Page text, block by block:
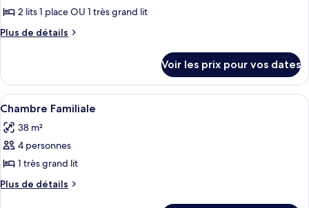
pour
ce
chambre :
Chambre
Standard
2 lits 1 place OU 1 très grand lit
Plus de détails
Plus
le
type
de
Chambre
Standard
Voir les prix pour vos dates
Afficher
toutes
les
photos
pour
ce
Une chambre d’hôtel avec un lit, un
8
Chambre Familiale
38 m²
4 personnes
1 très grand lit
Plus de détails
Plus